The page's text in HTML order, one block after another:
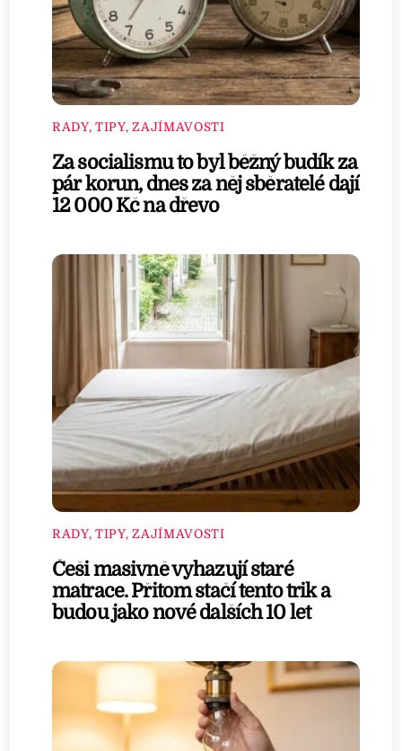
RADY, TIPY, ZAJÍMAVOSTI
Za socialismu to byl běžný budík za
pár korun, dnes za něj sběratelé dají
12 000 Kč na dřevo
RADY, TIPY, ZAJÍMAVOSTI
Češi masivně vyhazují staré
matrace. Přitom stačí tento trik a
budou jako nové dalších 10 let